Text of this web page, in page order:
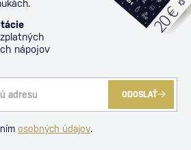
nápojov
ODOSLAŤ
osobných údajov.